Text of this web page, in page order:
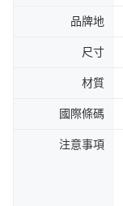
品牌地
尺寸
材質
國際條碼
注意事項